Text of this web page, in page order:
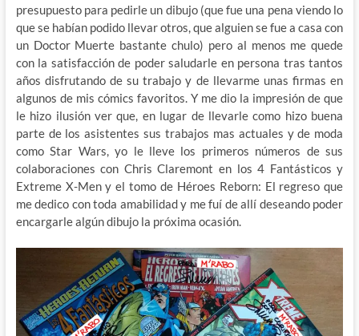
presupuesto para pedirle un dibujo (que fue una pena viendo lo
que se habían podido llevar otros, que alguien se fue a casa con
un Doctor Muerte bastante chulo) pero al menos me quede
con la satisfacción de poder saludarle en persona tras tantos
años disfrutando de su trabajo y de llevarme unas firmas en
algunos de mis cómics favoritos. Y me dio la impresión de que
le hizo ilusión ver que, en lugar de llevarle como hizo buena
parte de los asistentes sus trabajos mas actuales y de moda
como Star Wars, yo le lleve los primeros números de sus
colaboraciones con Chris Claremont en los 4 Fantásticos y
Extreme X-Men y el tomo de Héroes Reborn: El regreso que
me dedico con toda amabilidad y me fuí de allí deseando poder
encargarle algún dibujo la próxima ocasión.